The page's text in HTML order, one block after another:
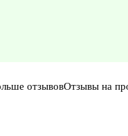
отзывовОтзывы на